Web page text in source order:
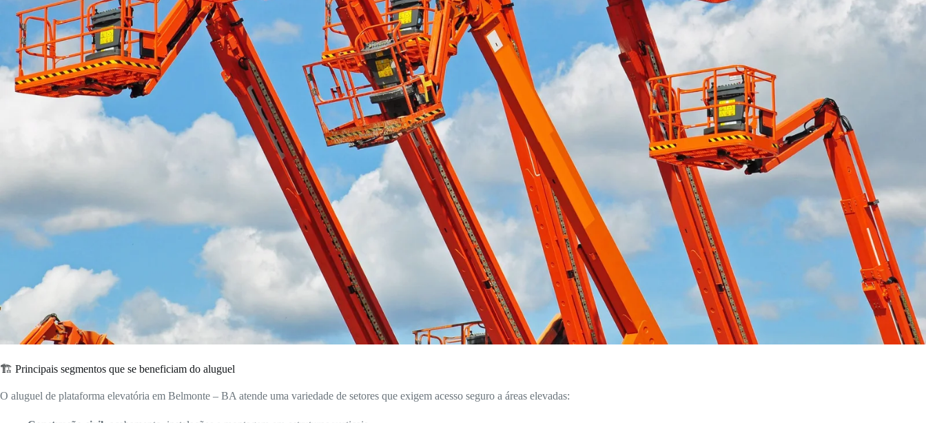
🏗️ Principais segmentos que se beneficiam do aluguel
O aluguel de plataforma elevatória em Belmonte – BA atende uma variedade de setores que exigem acesso seguro a áreas elevadas: